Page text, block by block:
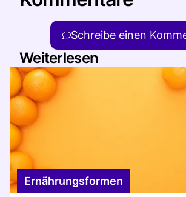
Schreibe einen
Weiterlesen
Ernährungsformen